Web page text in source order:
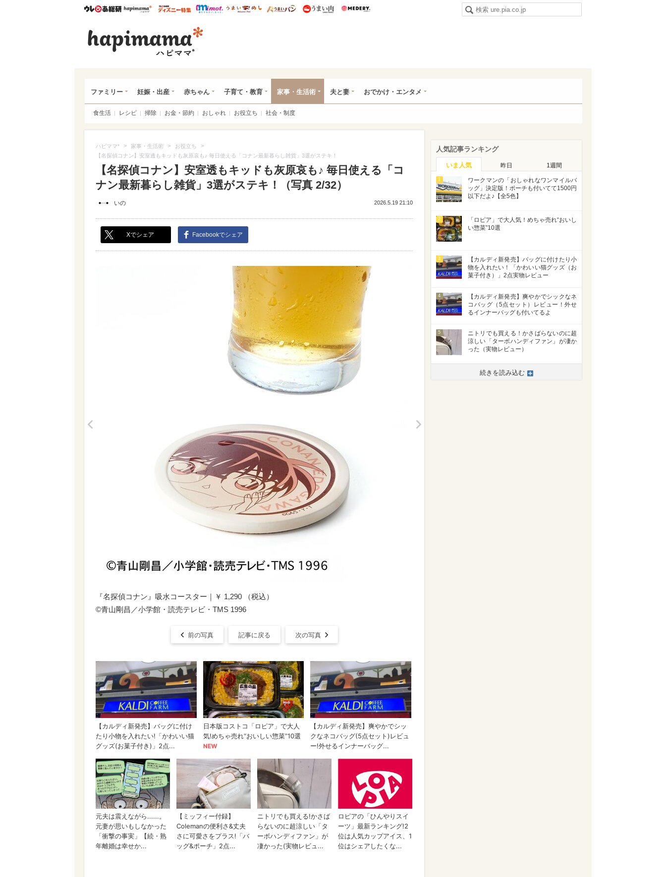
ウレぴあ総研ハピママ* ウレぴあ総研 ディズニー特集
mimot. うまいめし うまいパン うまい肉
ファミリー 妊娠・出産 赤ちゃん 子育て・教育 家事・生活術 夫と妻 おでかけ・エンタメ
食生活 レシピ 掃除 お金・節約 おしゃれ お役立ち 社会・制度
ハピママ* > 家事・生活術 > お役立ち >
【名探偵コナン】安室透もキッドも灰原哀も♪ 毎日使える「コナン最新暮らし雑貨」3選がステキ！
【名探偵コナン】安室透もキッドも灰原哀も♪ 毎日使える「コ
ナン最新暮らし雑貨」3選がステキ！（写真 2/32）
いの 2026.5.19 21:10
Xでシェア Facebookでシェア
『名探偵コナン』吸水コースター｜￥ 1,290 （税込）
©青山剛昌／小学館・読売テレビ・TMS 1996
前の写真 記事に戻る 次の写真
人気記事ランキング
いま人気 昨日 1週間
1
ワークマンの「おしゃれなワンマイルバ
ッグ」決定版！ポーチも付いてて1500円
以下だよ♪【全5色】
2
「ロピア」で大人気！めちゃ売れ“おいし
い惣菜”10選
3
【カルディ新発売】バッグに付けたり小
物を入れたい！「かわいい猫グッズ（お
菓子付き）」2点実物レビュー
4
【カルディ新発売】爽やかでシックなネ
コバッグ（5点セット）レビュー！外せ
るインナーバッグも付いてるよ
5
ニトリでも買える！かさばらないのに超
涼しい「ターボハンディファン」が凄か
った（実物レビュー）
続きを読み込む